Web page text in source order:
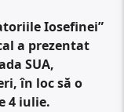
Iosefinei”
a prezentat
SUA,
în loc să o
4 iulie.